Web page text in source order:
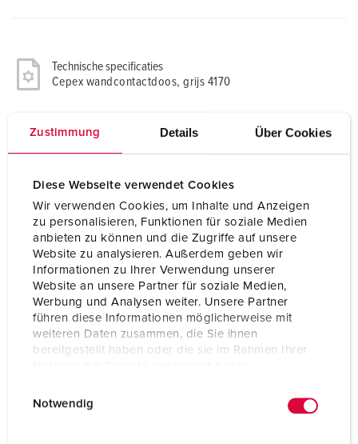
Zustimmung Details Über Cookies
Diese Webseite verwendet Cookies
Wir verwenden Cookies, um Inhalte und Anzeigen
zu personalisieren, Funktionen für soziale Medien
anbieten zu können und die Zugriffe auf unsere
Website zu analysieren. Außerdem geben wir
Informationen zu Ihrer Verwendung unserer
Website an unsere Partner für soziale Medien,
Werbung und Analysen weiter. Unsere Partner
führen diese Informationen möglicherweise mit
weiteren Daten zusammen, die Sie ihnen
bereitgestellt haben oder die sie im Rahmen Ihrer
Notwendig
Technische specificaties
Cepex wandcontactdoos, grijs 4170
Polen 5 p
Voltage
Uurstand 6 h
Hertz 50-60 Hz
Beschermingsgraad IP44
Kinderbeveiliging Nee
Gewicht 435 g